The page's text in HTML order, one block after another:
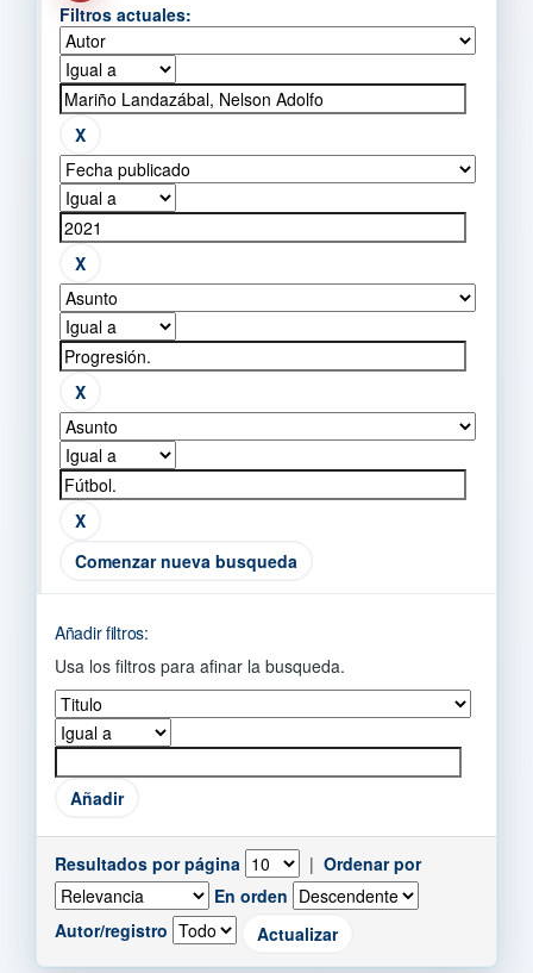
Filtros actuales:
Comenzar nueva busqueda
Añadir filtros:
Usa los filtros para afinar la busqueda.
Resultados por página | Ordenar por
En orden
Autor/registro